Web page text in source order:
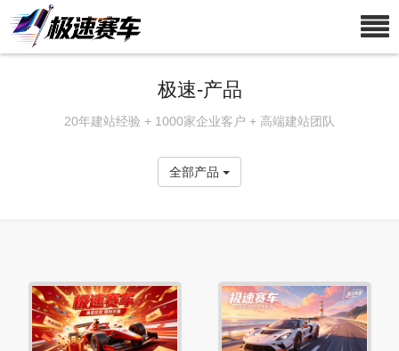
极速-产品
20年建站经验 + 1000家企业客户 + 高端建站团队
全部产品